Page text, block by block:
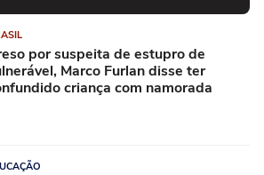
por suspeita de estupro de
Marco Furlan disse ter
criança com namorada